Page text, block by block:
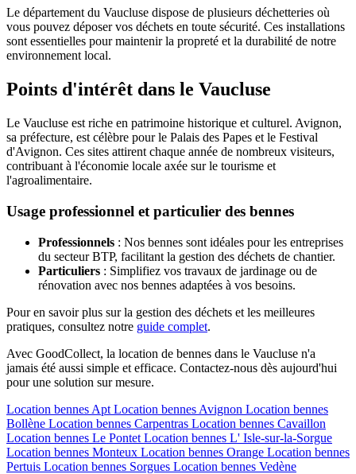
Le département du Vaucluse dispose de plusieurs déchetteries où
vous pouvez déposer vos déchets en toute sécurité. Ces installations
sont essentielles pour maintenir la propreté et la durabilité de notre
environnement local.
Points d'intérêt dans le Vaucluse
Le Vaucluse est riche en patrimoine historique et culturel. Avignon,
sa préfecture, est célèbre pour le Palais des Papes et le Festival
d'Avignon. Ces sites attirent chaque année de nombreux visiteurs,
contribuant à l'économie locale axée sur le tourisme et
l'agroalimentaire.
Usage professionnel et particulier des bennes
Professionnels : Nos bennes sont idéales pour les entreprises
du secteur BTP, facilitant la gestion des déchets de chantier.
Particuliers : Simplifiez vos travaux de jardinage ou de
rénovation avec nos bennes adaptées à vos besoins.
Pour en savoir plus sur la gestion des déchets et les meilleures
pratiques, consultez notre guide complet.
Avec GoodCollect, la location de bennes dans le Vaucluse n'a
jamais été aussi simple et efficace. Contactez-nous dès aujourd'hui
pour une solution sur mesure.
Location bennes Apt Location bennes Avignon Location bennes
Bollène Location bennes Carpentras Location bennes Cavaillon
Location bennes Le Pontet Location bennes L' Isle-sur-la-Sorgue
Location bennes Monteux Location bennes Orange Location bennes
Pertuis Location bennes Sorgues Location bennes Vedène